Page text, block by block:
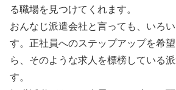
る職場を見つけてくれます。
おんなじ派遣会社と言っても、いろ
す。正社員へのステップアップを希
ら、そのような求人を標榜している
す。